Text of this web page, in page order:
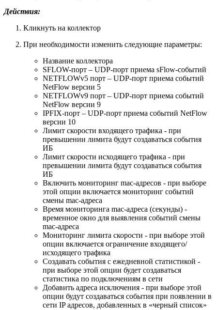
Действия:
Кликнуть на коллектор
При необходимости изменить следующие параметры:
Название коллектора
SFLOW-порт – UDP-порт приема sFlow-событий
NETFLOWv5 порт – UDP-порт приема событий
NetFlow версии 5
NETFLOWv9 порт – UDP-порт приема событий
NetFlow версии 9
IPFIX-порт – UDP-порт приема событий NetFlow
версии 10
Лимит скорости входящего трафика - при
превышении лимита будут создаваться события
ИБ
Лимит скорости исходящего трафика - при
превышении лимита будут создаваться события
ИБ
Включить мониторинг mac-адресов - при выборе
этой опции включается мониторинг событий
смены mac-адреса
Время мониторинга mac-адреса (секунды) -
временное окно для выявления событий смены
mac-адреса
Мониторинг лимита скорости - при выборе этой
опции включается ограничение входящего/
исходящего трафика
Создавать события с ежедневной статистикой -
при выборе этой опции будет создаваться
статистика по подключениям в сети
Добавить адреса исключения - при выборе этой
опции будут создаваться события при появлении в
сети IP адресов, добавленных в «черный список»